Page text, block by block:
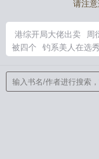
请注
港综开局大佬出卖 周
被四个
钓系美人在选
为什么玩了想要稳定下
费
周衍琛苏晚棠免费